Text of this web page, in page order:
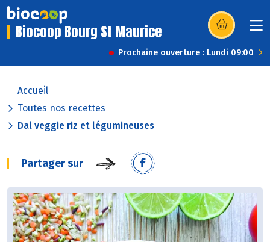
Biocoop Bourg St Maurice (s’ouvre dans
Prochaine ouverture : Lundi 09:00
Accueil
Toutes nos recettes
Dal veggie riz et légumineuses
Partager sur